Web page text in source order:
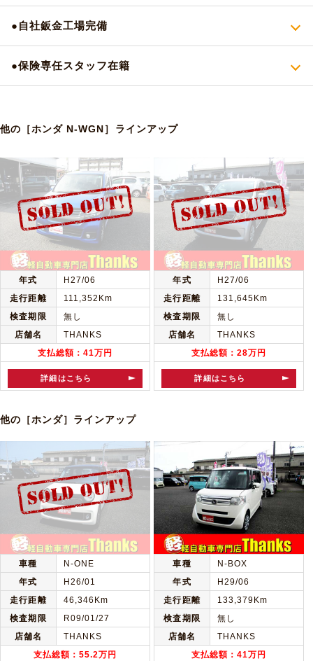
●自社鈑金工場完備
●保険専任スタッフ在籍
他の［ホンダ N-WGN］ラインアップ
年式
H27/06
走行距離
111,352Km
検査期限
無し
店舗名
THANKS
支払総額：41万円
詳細はこちら
年式
H27/06
走行距離
131,645Km
検査期限
無し
店舗名
THANKS
支払総額：28万円
詳細はこちら
他の［ホンダ］ラインアップ
車種
N-ONE
年式
H26/01
走行距離
46,346Km
検査期限
R09/01/27
店舗名
THANKS
支払総額：55.2万円
車種
N-BOX
年式
H29/06
走行距離
133,379Km
検査期限
無し
店舗名
THANKS
支払総額：41万円